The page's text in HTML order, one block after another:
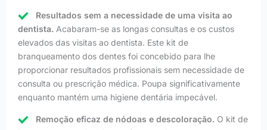
Resultados sem a necessidade de uma visita ao
dentista. Acabaram-se as longas consultas e os custos
elevados das visitas ao dentista. Este kit de
branqueamento dos dentes foi concebido para lhe
proporcionar resultados profissionais sem necessidade de
consulta ou prescrição médica. Poupa significativamente
enquanto mantém uma higiene dentária impecável.
Remoção eficaz de nódoas e descoloração. O kit de